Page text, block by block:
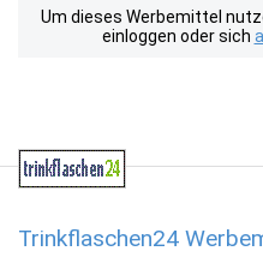
Um dieses Werbemittel
einloggen oder sich
Trinkflaschen24